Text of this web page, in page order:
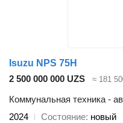
Isuzu NPS 75H
2 500 000 000 UZS
≈ 181
Коммунальная техника -
2024
Состояние новый